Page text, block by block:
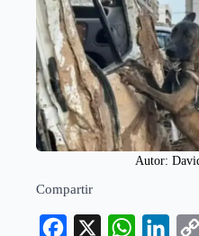
Autor:
Compartir
Facebook WhatsApp